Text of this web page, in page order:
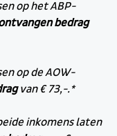
op het ABP-
bedrag
op de AOW-
van € 73,-.*
inkomens laten